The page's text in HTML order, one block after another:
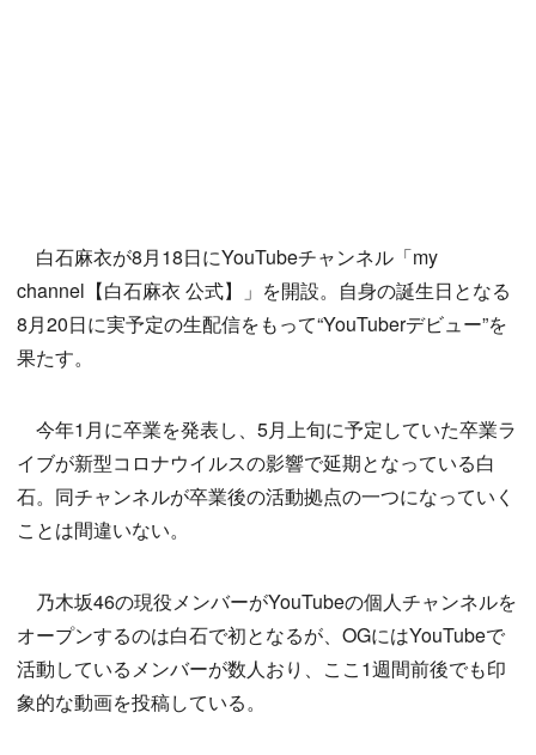
白石麻衣が8月18日にYouTubeチャンネル「my
channel【白石麻衣 公式】」を開設。自身の誕生日となる
8月20日に実予定の生配信をもって“YouTuberデビュー”を
果たす。
今年1月に卒業を発表し、5月上旬に予定していた卒業ラ
イブが新型コロナウイルスの影響で延期となっている白
石。同チャンネルが卒業後の活動拠点の一つになっていく
ことは間違いない。
乃木坂46の現役メンバーがYouTubeの個人チャンネルを
オープンするのは白石で初となるが、OGにはYouTubeで
活動しているメンバーが数人おり、ここ1週間前後でも印
象的な動画を投稿している。